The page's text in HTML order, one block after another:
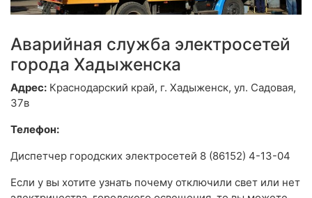
Аварийная служба электросетей
города Хадыженска
Адрес: Краснодарский край, г. Хадыженск, ул. Садовая,
37в
Телефон:
Диспетчер городских электросетей 8 (86152) 4-13-04
Если у вы хотите узнать почему отключили свет или нет